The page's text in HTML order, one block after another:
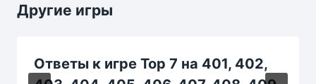
Другие игры
Ответы к игре Top 7 на 401, 402,